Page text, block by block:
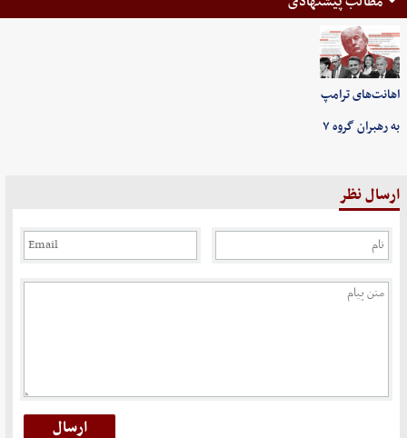
اهانت‌های ترامپ
به رهبران گروه ۷
ارسال نظر